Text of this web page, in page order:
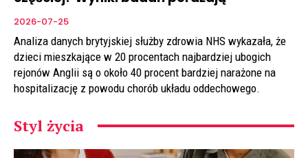
2026-07-25
Analiza danych brytyjskiej służby zdrowia NHS wykazała, że
dzieci mieszkające w 20 procentach najbardziej ubogich
rejonów Anglii są o około 40 procent bardziej narażone na
hospitalizację z powodu chorób układu oddechowego.
Styl życia